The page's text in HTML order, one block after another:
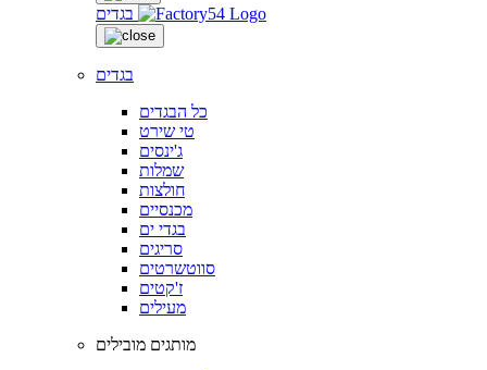
בגדים
בגדים
כל הבגדים
טי שירט
ג'ינסים
שמלות
חולצות
מכנסיים
בגדי ים
סריגים
סווטשרטים
ז'קטים
מעילים
מותגים מובילים